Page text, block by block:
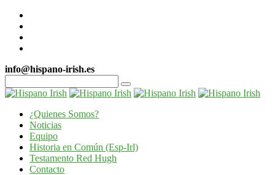
info@hispano-irish.es
¿Quienes Somos?
Noticias
Equipo
Historia en Común (Esp-Irl)
Testamento Red Hugh
Contacto